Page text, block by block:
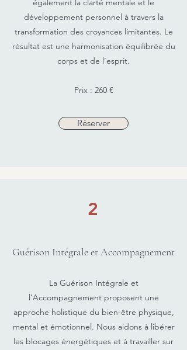
également la clarté mentale et le
développement personnel à travers la
transformation des croyances limitantes. Le
résultat est une harmonisation équilibrée du
corps et de l’esprit.
Prix : 260 €
Réserver
2
Guérison Intégrale et Accompagnement
La Guérison Intégrale et
l’Accompagnement proposent une
approche holistique du bien-être physique,
mental et émotionnel. Nous aidons à libérer
les blocages énergétiques et à travailler sur